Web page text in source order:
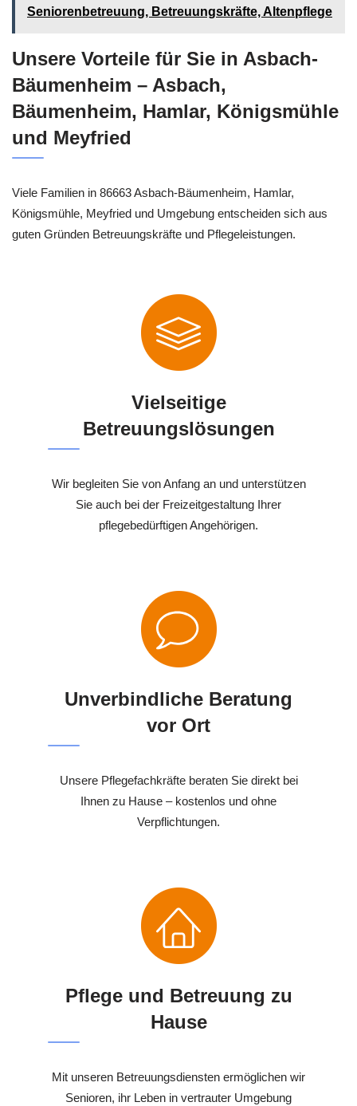
Seniorenbetreuung, Betreuungskräfte, Altenpflege
Unsere Vorteile für Sie in Asbach-
Bäumenheim – Asbach,
Bäumenheim, Hamlar, Königsmühle
und Meyfried
Viele Familien in 86663 Asbach-Bäumenheim, Hamlar,
Königsmühle, Meyfried und Umgebung entscheiden sich aus
guten Gründen Betreuungskräfte und Pflegeleistungen.
Vielseitige
Betreuungslösungen
Wir begleiten Sie von Anfang an und unterstützen
Sie auch bei der Freizeitgestaltung Ihrer
pflegebedürftigen Angehörigen.
Unverbindliche Beratung
vor Ort
Unsere Pflegefachkräfte beraten Sie direkt bei
Ihnen zu Hause – kostenlos und ohne
Verpflichtungen.
Pflege und Betreuung zu
Hause
Mit unseren Betreuungsdiensten ermöglichen wir
Senioren, ihr Leben in vertrauter Umgebung